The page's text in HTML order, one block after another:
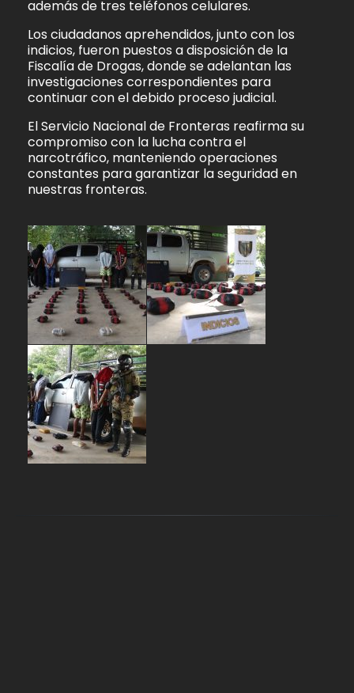
además de tres teléfonos celulares.
Los ciudadanos aprehendidos, junto con los
indicios, fueron puestos a disposición de la
Fiscalía de Drogas, donde se adelantan las
investigaciones correspondientes para
continuar con el debido proceso judicial.
El Servicio Nacional de Fronteras reafirma su
compromiso con la lucha contra el
narcotráfico, manteniendo operaciones
constantes para garantizar la seguridad en
nuestras fronteras.